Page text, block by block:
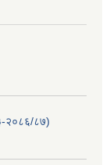
२०८६/८७)